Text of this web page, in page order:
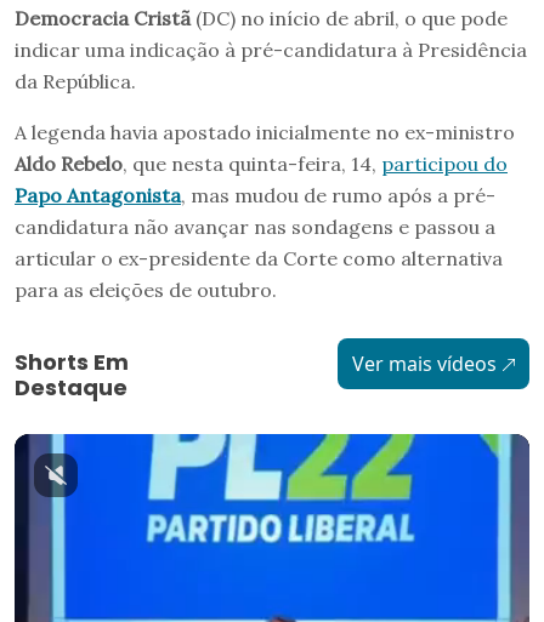
Democracia Cristã (DC) no início de abril, o que pode
indicar uma indicação à pré-candidatura à Presidência
da República.
A legenda havia apostado inicialmente no ex-ministro
Aldo Rebelo, que nesta quinta-feira, 14, participou do
Papo Antagonista, mas mudou de rumo após a pré-
candidatura não avançar nas sondagens e passou a
articular o ex-presidente da Corte como alternativa
para as eleições de outubro.
Shorts Em
Destaque
Ver mais vídeos